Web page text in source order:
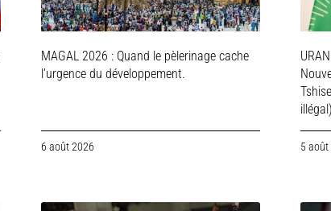
MAGAL 2026 : Quand le pèlerinage cache
l’urgence du développement.
6 août 2026 5 août